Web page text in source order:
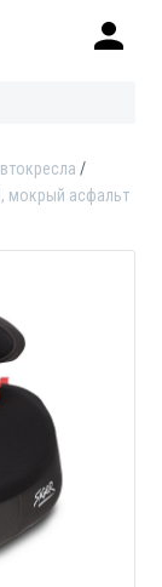
мокрый асфальт